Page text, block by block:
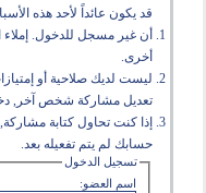
قد يكون عائداً لأحد هذه
أن غير مسجل للدخول.
أخرى.
ليست لديك صلاحية أو
تعديل مشاركة شخص آخر,
إذا كنت تحاول كتابة
حسابك لم يتم تفعيله بعد.
تسجيل الدخول
اسم العضو: